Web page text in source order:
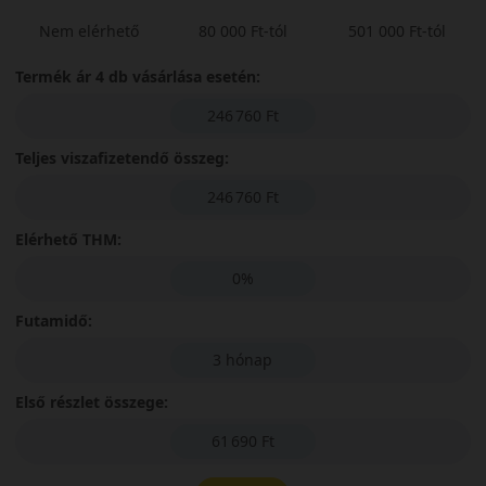
Nem elérhető
80 000 Ft-tól
501 000 Ft-tól
Termék ár 4 db vásárlása esetén:
246 760 Ft
Teljes viszafizetendő összeg:
246 760 Ft
Elérhető THM:
0%
Futamidő:
3 hónap
Első részlet összege:
61 690 Ft